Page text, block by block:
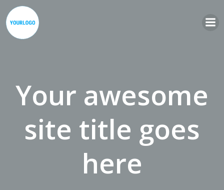
Your awesome
site title goes
here